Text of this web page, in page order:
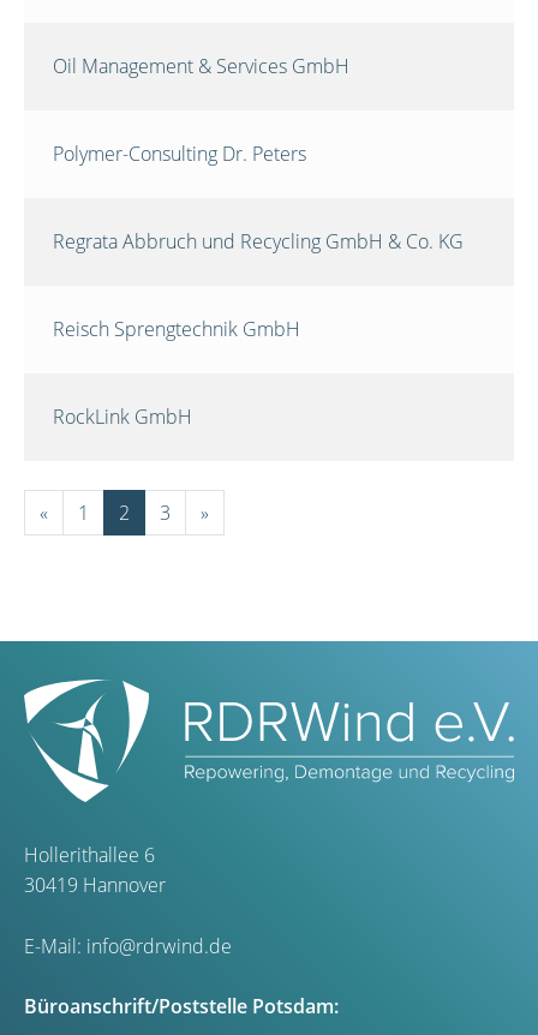
Oil Management & Services GmbH
Polymer-Consulting Dr. Peters
Regrata Abbruch und Recycling GmbH & Co. KG
Reisch Sprengtechnik GmbH
RockLink GmbH
« 1 2 3 »
Hollerithallee 6
30419 Hannover
E-Mail: info@rdrwind.de
Büroanschrift/Poststelle Potsdam: